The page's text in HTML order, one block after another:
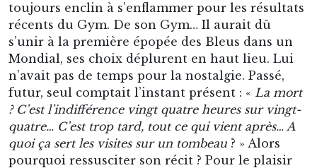
toujours enclin à s’enflammer pour les résultats
récents du Gym. De son Gym… Il aurait dû
s’unir à la première épopée des Bleus dans un
Mondial, ses choix déplurent en haut lieu. Lui
n’avait pas de temps pour la nostalgie. Passé,
futur, seul comptait l’instant présent : « La mort
? C’est l’indifférence vingt quatre heures sur vingt-
quatre… C’est trop tard, tout ce qui vient après… A
quoi ça sert les visites sur un tombeau ? » Alors
pourquoi ressusciter son récit ? Pour le plaisir